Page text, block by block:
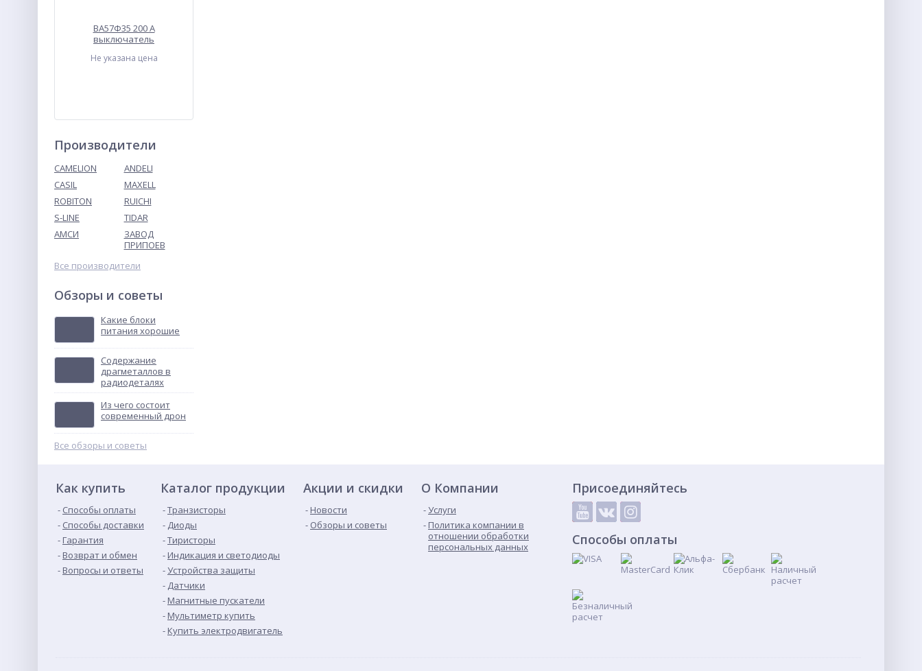
ВА57Ф35 200 А
выключатель
Не указана цена
ТВУ-12В тональное
вызывное устройство
Не указана цена
Контактор
ПМЛ-4160ДМ-80А-220АС-
УХЛ4-Б
Не указана цена
Производители
CAMELION
ANDELI
CASIL
MAXELL
ROBITON
RUICHI
S-LINE
TIDAR
АМСИ
ЗАВОД
ПРИПОЕВ
Все производители
Обзоры и советы
Какие блоки
питания хорошие
Содержание
драгметаллов в
радиодеталях
Из чего состоит
современный дрон
Все обзоры и советы
Как купить
Способы оплаты
Способы доставки
Гарантия
Возврат и обмен
Вопросы и ответы
Каталог продукции
Транзисторы
Диоды
Тиристоры
Индикация и светодиоды
Устройства защиты
Датчики
Магнитные пускатели
Мультиметр купить
Купить электродвигатель
Акции и скидки
Новости
Обзоры и советы
О Компании
Услуги
Политика компании в
отношении обработки
персональных данных
Присоединяйтесь
Способы оплаты